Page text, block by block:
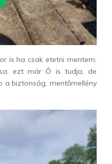
is ha csak etetni mentem,
ezt már Ő is tudja, de
a biztonság, mentőmellény